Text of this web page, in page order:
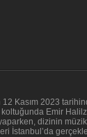
12 Kasım 2023
koltuğunda Emir
dizinin
İstanbul’da